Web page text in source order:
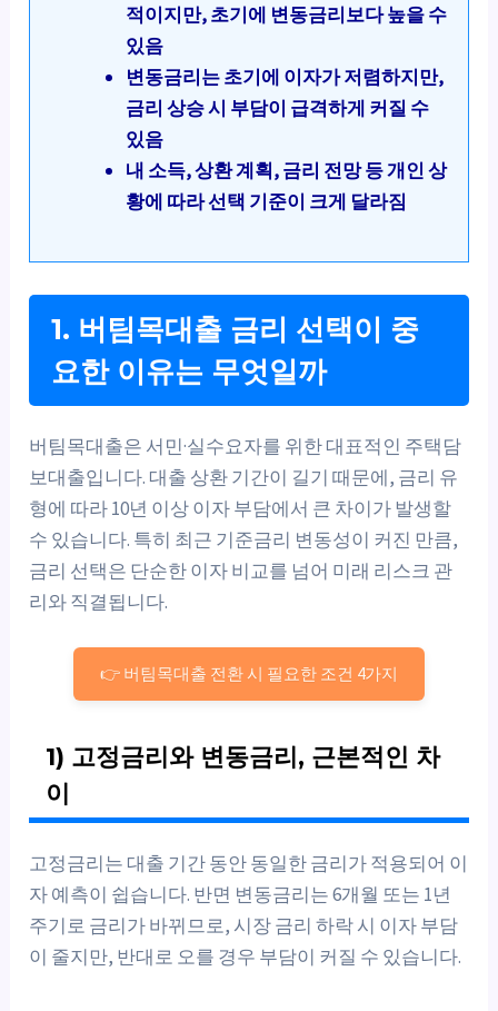
적이지만, 초기에 변동금리보다 높을 수
있음
변동금리는 초기에 이자가 저렴하지만,
금리 상승 시 부담이 급격하게 커질 수
있음
내 소득, 상환 계획, 금리 전망 등 개인 상
황에 따라 선택 기준이 크게 달라짐
1. 버팀목대출 금리 선택이 중
요한 이유는 무엇일까
버팀목대출은 서민·실수요자를 위한 대표적인 주택담
보대출입니다. 대출 상환 기간이 길기 때문에, 금리 유
형에 따라 10년 이상 이자 부담에서 큰 차이가 발생할
수 있습니다. 특히 최근 기준금리 변동성이 커진 만큼,
금리 선택은 단순한 이자 비교를 넘어 미래 리스크 관
리와 직결됩니다.
👉 버팀목대출 전환 시 필요한 조건 4가지
1) 고정금리와 변동금리, 근본적인 차
이
고정금리는 대출 기간 동안 동일한 금리가 적용되어 이
자 예측이 쉽습니다. 반면 변동금리는 6개월 또는 1년
주기로 금리가 바뀌므로, 시장 금리 하락 시 이자 부담
이 줄지만, 반대로 오를 경우 부담이 커질 수 있습니다.